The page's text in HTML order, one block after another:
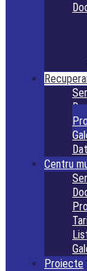
Centru
Proiecte